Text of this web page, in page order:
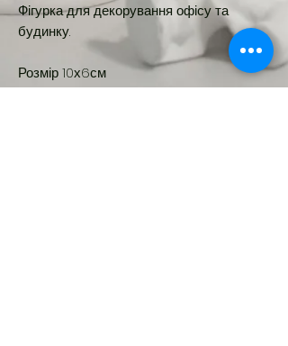
Фігурка для декорування офісу та
будинку.
Розмір 10х6см